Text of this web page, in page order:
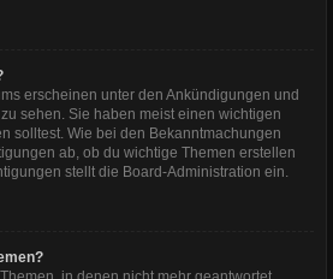
erscheinen unter den Ankündigungen und
sehen. Sie haben meist einen wichtigen
solltest. Wie bei den Bekanntmachungen
ab, ob du wichtige Themen erstellen
stellt die Board-Administration ein.